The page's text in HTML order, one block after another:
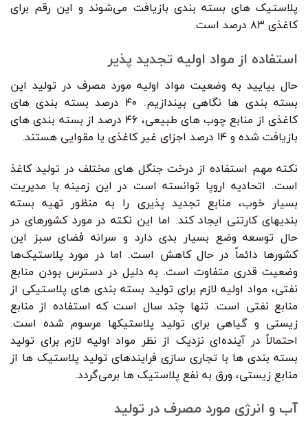
پلاستیک های بسته بندی بازیافت می‌شوند و این رقم برای
کاغذی ۸۳ درصد است.
استفاده از مواد اولیه تجدید پذیر
حال بیایید به وضعیت مواد اولیه مورد مصرف در تولید این
بسته بندی ها نگاهی بیندازیم. ۴۰ درصد بسته بندی های
کاغذی از منابع چوب های طبیعی، ۴۶ درصد از بسته بندی های
بازیافت شده و ۱۴ درصد اجزای غیر کاغذی یا مقوایی هستند.
نکته مهم استفاده از درخت جنگل های مختلف در تولید کاغذ
است. اتحادیه اروپا توانسته است در این زمینه با مدیریت
بسیار خوب، منابع تجدید پذیری را به منظور تهیه بسته
بندیهای کارتنی ایجاد کند. اما این نکته در مورد کشورهای در
حال توسعه وضع بسیار بدی دارد و سرانه فضای سبز این
کشورها دائماً در حال کاهش است. اما در مورد پلاستیک‌ها
وضعیت قدری متفاوت است. به دلیل در دسترس بودن منابع
نفتی، مواد اولیه لازم برای تولید بسته بندی های پلاستیکی از
منابع نفتی است. تنها چند سال است که استفاده از منابع
زیستی و گیاهی برای تولید پلاستیکها مرسوم شده است.
احتمالاً در آینده‌ای نزدیک از نظر مواد اولیه لازم برای تولید
بسته بندی ها با تجاری سازی فرایندهای تولید پلاستیک ها از
منابع زیستی، ورق به نفع پلاستیک ها برمی‌گردد.
آب و انرژی مورد مصرف در تولید